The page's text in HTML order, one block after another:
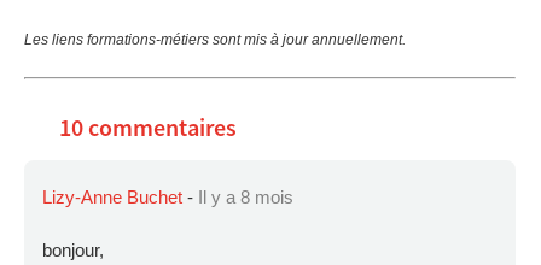
Les liens formations-métiers sont mis à jour annuellement.
10 commentaires
Lizy-Anne Buchet - Il y a 8 mois
bonjour,